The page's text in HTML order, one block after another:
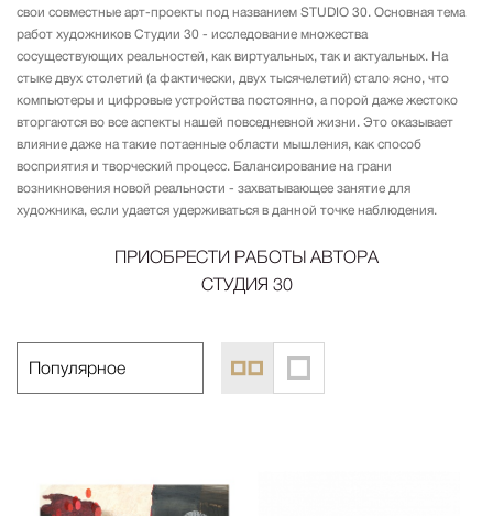
свои совместные арт-проекты под названием STUDIO 30. Основная тема
работ художников Студии 30 - исследование множества
сосуществующих реальностей, как виртуальных, так и актуальных. На
стыке двух столетий (а фактически, двух тысячелетий) стало ясно, что
компьютеры и цифровые устройства постоянно, а порой даже жестоко
вторгаются во все аспекты нашей повседневной жизни. Это оказывает
влияние даже на такие потаенные области мышления, как способ
восприятия и творческий процесс. Балансирование на грани
возникновения новой реальности - захватывающее занятие для
художника, если удается удерживаться в данной точке наблюдения.
ПРИОБРЕСТИ РАБОТЫ АВТОРА
СТУДИЯ 30